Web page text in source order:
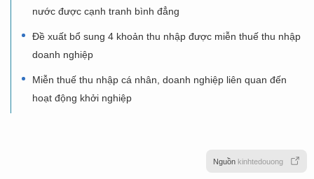
nước được cạnh tranh bình đẳng
Đề xuất bổ sung 4 khoản thu nhập được miễn thuế thu nhập
doanh nghiệp
Miễn thuế thu nhập cá nhân, doanh nghiệp liên quan đến
hoạt động khởi nghiệp
Nguồn kinhtedouong